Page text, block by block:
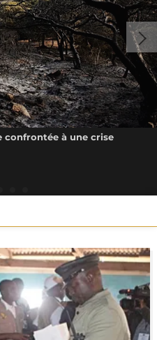
confrontée à une crise